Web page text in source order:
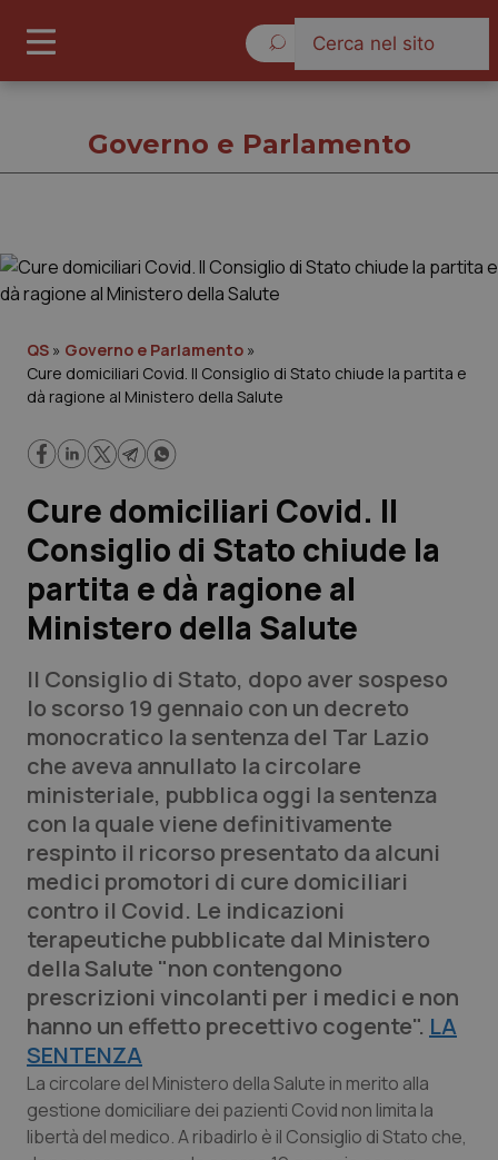
Governo e Parlamento
Regioni e Asl
Lavoro e Professioni
Scienza e Farmaci
Studi e Analisi
Lettere al direttore
Edizioni Regionali
QS Pro
Professionisti Sanitari.AI
Abruzzo
Basilicata
Calabria
Campania
Emilia-Romagna
QS Pro Gold
Artrite & artrosi
Asma & BPCO
Car-T
Colesterolo & coronaropatie
QS Club Newsletter
Governo e Parlamento
QS » Governo e Parlamento »
Cure domiciliari Covid. Il Consiglio di Stato chiude la partita e
dà ragione al Ministero della Salute
Cure domiciliari Covid. Il
Consiglio di Stato chiude la
partita e dà ragione al
Ministero della Salute
Il Consiglio di Stato, dopo aver sospeso
lo scorso 19 gennaio con un decreto
monocratico la sentenza del Tar Lazio
che aveva annullato la circolare
ministeriale, pubblica oggi la sentenza
con la quale viene definitivamente
respinto il ricorso presentato da alcuni
medici promotori di cure domiciliari
contro il Covid. Le indicazioni
terapeutiche pubblicate dal Ministero
della Salute "non contengono
prescrizioni vincolanti per i medici e non
hanno un effetto precettivo cogente". LA
SENTENZA
La circolare del Ministero della Salute in merito alla
gestione domiciliare dei pazienti Covid non limita la
libertà del medico. A ribadirlo è il Consiglio di Stato che,